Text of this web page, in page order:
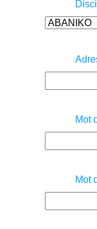
Mot
Mot